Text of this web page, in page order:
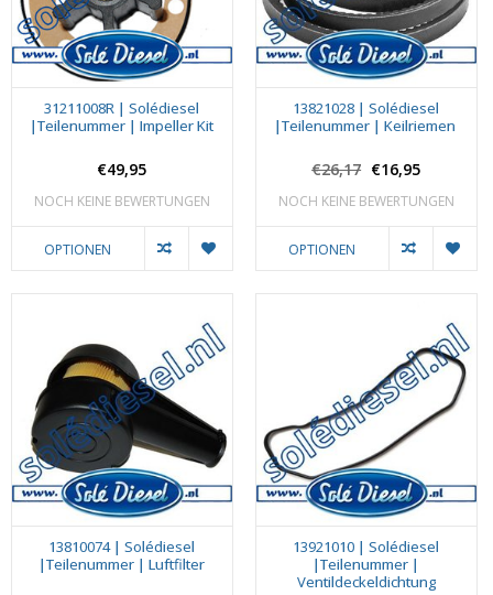
31211008R | Solédiesel
|Teilenummer | Impeller Kit
€49,95
NOCH KEINE BEWERTUNGEN
OPTIONEN
13821028 | Solédiesel
|Teilenummer | Keilriemen
€26,17 €16,95
NOCH KEINE BEWERTUNGEN
OPTIONEN
13810074 | Solédiesel
|Teilenummer | Luftfilter
13921010 | Solédiesel
|Teilenummer |
Ventildeckeldichtung